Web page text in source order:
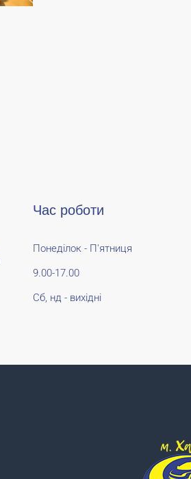
Час роботи
Понеділок - П'ятниця
9.00-17.00
Сб, нд - вихідні